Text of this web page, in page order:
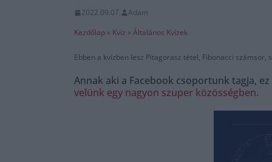
2022.09.07.
Adam
Kezdőlap » Kvíz » Általános Kvízek
Ebben a kvízben lesz Pitagorasz tétel, Fibonacci
Annak aki a Facebook csoportunk tagja,
velünk egy nagyon szuper közösségben.